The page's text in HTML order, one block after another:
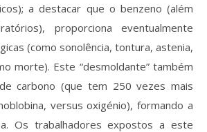
a destacar que o benzeno (além
proporciona eventualmente
(como sonolência, tontura, astenia,
morte). Este “desmoldante” também
carbono (que tem 250 vezes mais
versus oxigénio), formando a
Os trabalhadores expostos a este